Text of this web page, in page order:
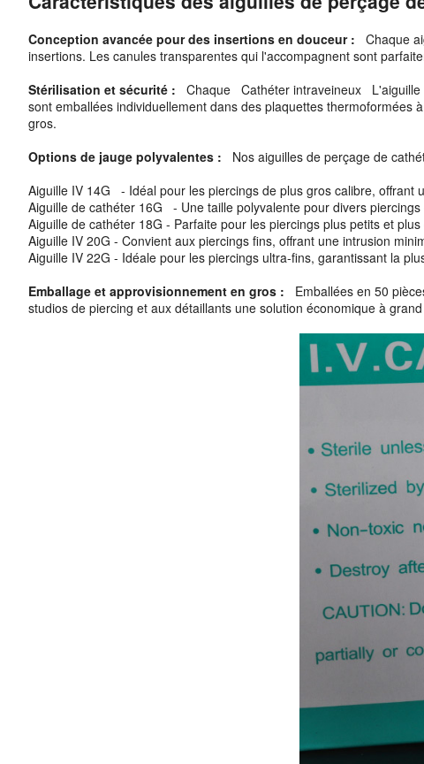
Conception avancée pour des insertions en douceur :
Chaque
insertions. Les canules transparentes qui l'accompagnent sont
Stérilisation et sécurité :
Chaque Cathéter intraveineux L'aiguille
sont emballées individuellement dans des plaquettes
gros.
Options de jauge polyvalentes :
Nos aiguilles de perçage de
Aiguille IV 14G - Idéal pour les piercings de plus gros calibre, offrant
Aiguille de cathéter 16G - Une taille polyvalente pour divers
Aiguille de cathéter 18G - Parfaite pour les piercings plus petits et
Aiguille IV 20G - Convient aux piercings fins, offrant une intrusion
Aiguille IV 22G - Idéale pour les piercings ultra-fins, garantissant la
Emballage et approvisionnement en gros :
Emballées en 50
studios de piercing et aux détaillants une solution économique à